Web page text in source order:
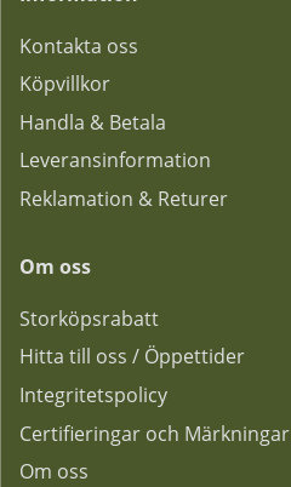
Kontakta oss
Köpvillkor
Handla & Betala
Leveransinformation
Reklamation & Returer
Om oss
Storköpsrabatt
Hitta till oss / Öppettider
Integritetspolicy
Certifieringar och Märkningar
Om oss